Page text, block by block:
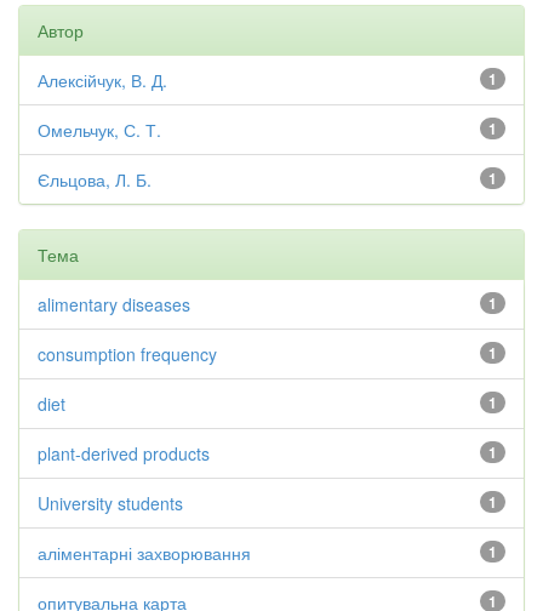
Автор
1
Алексійчук, В. Д.
1
Омельчук, С. Т.
1
Єльцова, Л. Б.
Тема
1
alimentary diseases
1
consumption frequency
1
diet
1
plant-derived products
1
University students
1
аліментарні захворювання
1
опитувальна карта